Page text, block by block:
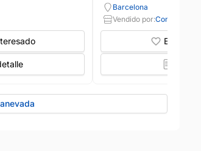
Barcelona
Vendido por:
Estoy